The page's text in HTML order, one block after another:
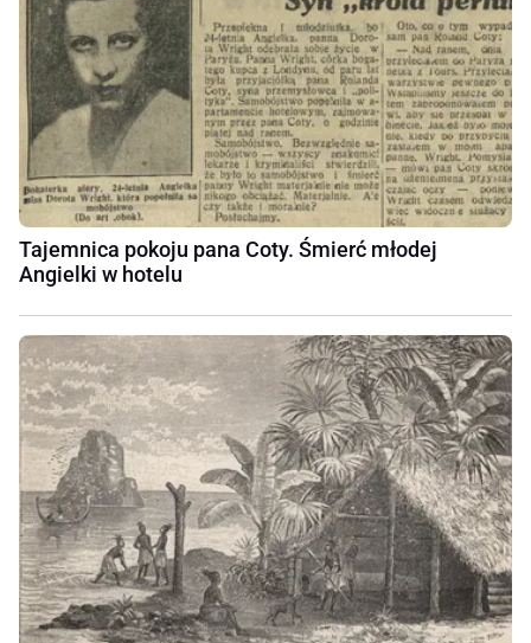
Tajemnica pokoju pana Coty. Śmierć młodej
Angielki w hotelu